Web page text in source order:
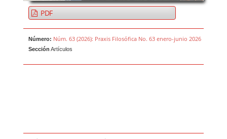
PDF
Número: Núm. 63 (2026): Praxis Filosófica No. 63 enero-junio 2026
Sección Artículos